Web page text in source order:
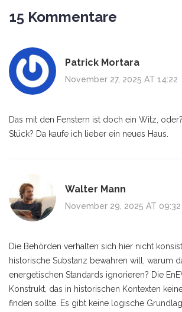
15 Kommentare
Patrick Mortara
November 27, 2025 AT 14:22
Das mit den Fenstern ist doch ein Witz,
Stück? Da kaufe ich lieber ein neues Haus.
Walter Mann
November 29, 2025 AT 09:32
Die Behörden verhalten sich hier nicht
historische Substanz bewahren will, warum
energetischen Standards ignorieren? Die
Konstrukt, das in historischen Kontexten
finden sollte. Es gibt keine logische